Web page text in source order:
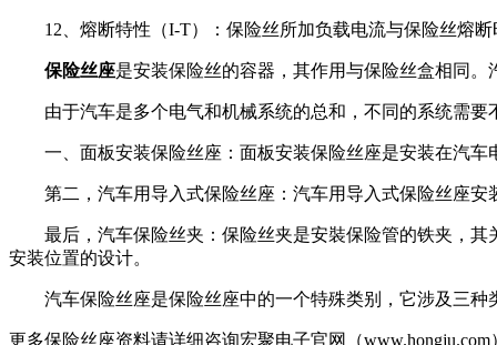
12、熔断特性（I-T）：保险丝所加负载电流与保险丝熔断
保险丝座是安装保险丝的容器，其作用与保险丝盒相同
由于汽车是多个电气和机械系统的总和，不同的系统需要
一、面板安装保险丝座：面板安装保险丝座是安装在汽车
第二，汽车用导入式保险丝座：汽车用导入式保险丝座安
最后，汽车保险丝夹：保险丝夹是安裝保险管的铁夹，其
安装位置的设计。
汽车保险丝座是保险丝座中的一个特殊类别，它涉及三种
更多保险丝座资料请详细咨询宏聚电子官网（